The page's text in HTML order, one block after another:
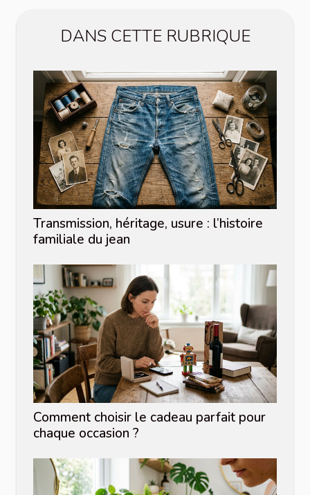
DANS CETTE RUBRIQUE
Transmission, héritage, usure : l’histoire
familiale du jean
Comment choisir le cadeau parfait pour
chaque occasion ?